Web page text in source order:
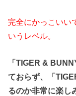
完全にかっこいい
いうレベル。
「TIGER &
ておらず、「
るのか非常に楽し